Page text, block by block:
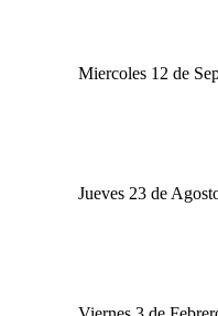
Miercoles 12 de
Jueves 23 de